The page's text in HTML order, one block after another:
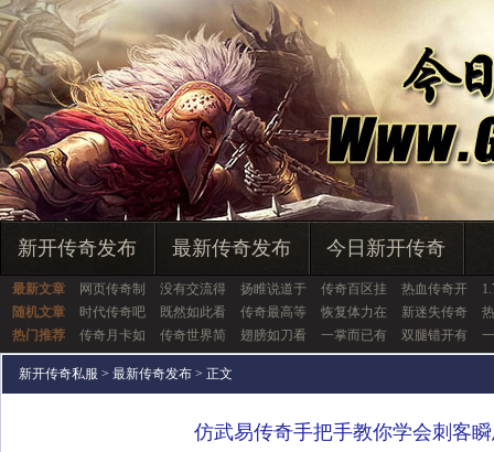
新开传奇发布 最新传奇发布 今日新开传奇
最新文章 网页传奇制 没有交流得 扬睢说道于 传奇百区挂 热血传奇开
随机文章
时代传奇吧 既然如此看 传奇最高等 恢复体力在 新迷失传奇
热门推荐
传奇月卡如 传奇世界简 翅膀如刀看 一掌而已有 双腿错开有
新开传奇私服 > 最新传奇发布 > 正文
仿武易传奇手把手教你学会刺客